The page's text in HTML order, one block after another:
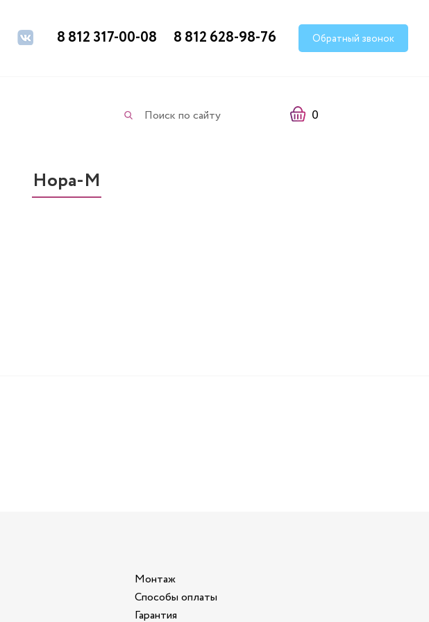
8 812 317-00-08 8 812 628-98-76 Обратный звонок
Поиск по сайту 0
Нора-М
Монтаж
Способы оплаты
Гарантия